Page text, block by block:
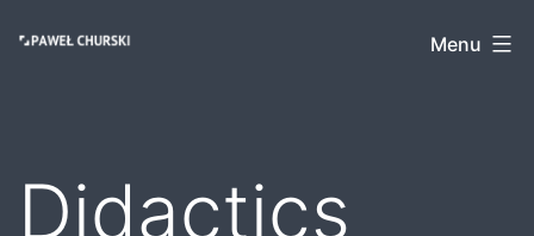
Paweł
Menu
Didactics